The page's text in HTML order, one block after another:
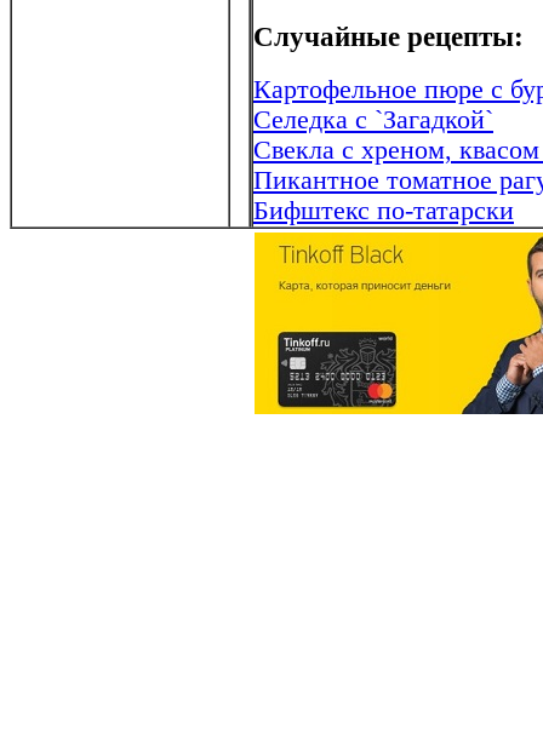
Случайные рецепты:
Картофельное пюре с
Селедка с `Загадкой`
Свекла с хреном,
Пикантное томатное
Бифштекс по-татарски